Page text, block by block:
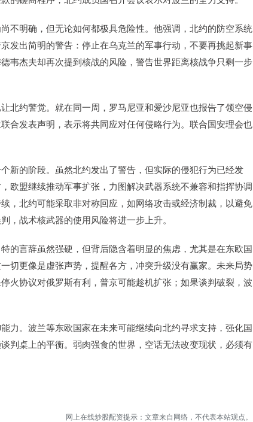
不明确，但无论如何都极具危险性。他强调，北约的防空系统
发出简明的警告：停止在乌克兰的军事行动，不要再挑起新事
韦杰夫却再次提到核战的风险，警告世界距离核战争只剩一步
北约警觉。就在同一周，罗马尼亚和爱沙尼亚也报告了领空侵
合发表声明，表示将共同应对任何侵略行为。联合国安理会也
新的阶段。虽然北约发出了警告，但实际的侵犯行为已经发
欧盟继续推动军事扩张，力图解决武器系统不兼容和指挥协调
，北约可能采取非对称回应，如网络攻击或经济制裁，以避免
，战术核武器的使用风险将进一步上升。
的言辞虽然强硬，但背后隐含着明显的焦虑，尤其是在东欧国
切更像是虚张声势，提醒各方，冲突升级没有赢家。未来局势
火协议对俄罗斯有利，普京可能趁机扩张；如果谈判破裂，波
力。波兰等东欧国家在未来可能继续向北约寻求支持，强化国
判桌上的平衡。弱肉强食的世界，空话无法改变现状，必须有
网上在线炒股配资提示：文章来自网络，不代表本站观点。